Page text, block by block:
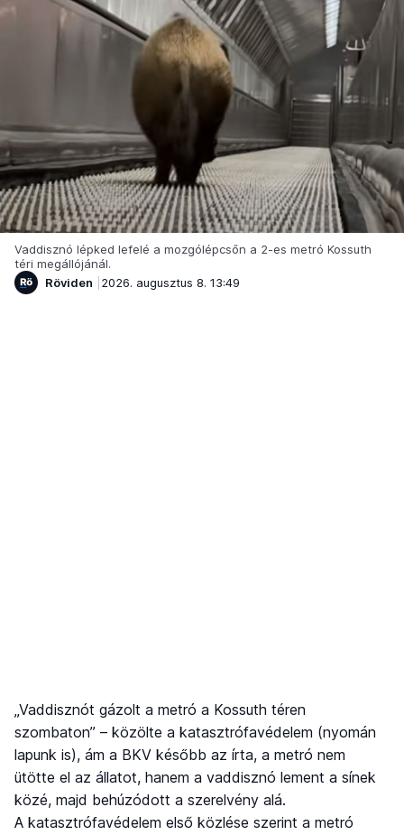
Vaddisznó lépked lefelé a mozgólépcsőn a 2-es metró Kossuth
téri megállójánál.
Röviden
2026. augusztus 8. 13:49
„Vaddisznót gázolt a metró a Kossuth téren
szombaton” – közölte a katasztrófavédelem (nyomán
lapunk is), ám a BKV később az írta, a metró nem
ütötte el az állatot, hanem a vaddisznó lement a sínek
közé, majd behúzódott a szerelvény alá.
A katasztrófavédelem első közlése szerint a metró